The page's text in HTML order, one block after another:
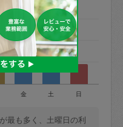
まで＝依頼料金の
で＝依頼金額の
依頼金額の100%
ャンセル＝依頼
額
金 土 日
最も多く、土曜日の利